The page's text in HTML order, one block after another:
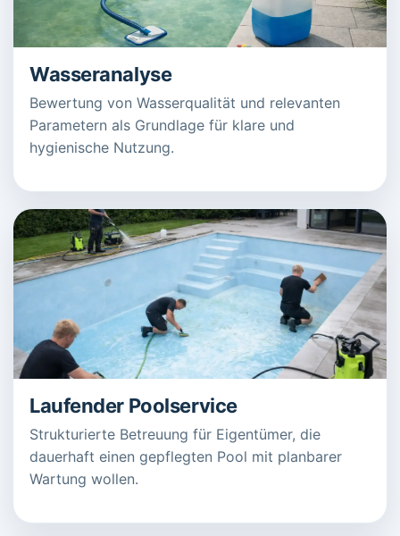
Wasseranalyse
Bewertung von Wasserqualität und relevanten
Parametern als Grundlage für klare und
hygienische Nutzung.
Laufender Poolservice
Strukturierte Betreuung für Eigentümer, die
dauerhaft einen gepflegten Pool mit planbarer
Wartung wollen.